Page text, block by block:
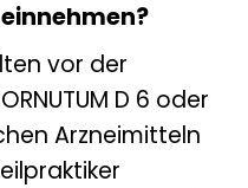
vor der
D 6 oder
Arzneimitteln